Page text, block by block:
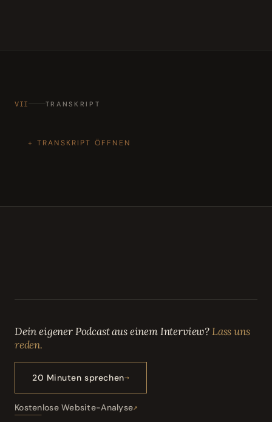
VII TRANSKRIPT
TRANSKRIPT ÖFFNEN
Dein eigener Podcast aus einem Interview?Lass uns
reden.
20 Minuten sprechen
Kostenlose Website-Analyse